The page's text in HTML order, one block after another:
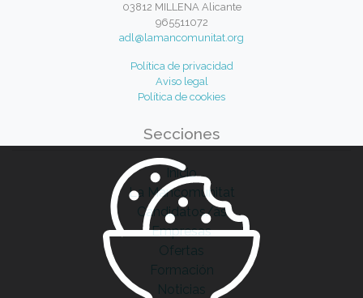
03812 MILLENA Alicante
965511072
adl@lamancomunitat.org
Política de privacidad
Aviso legal
Política de cookies
Secciones
Inicio
La Mancomunitat
Candidatos/as
Empresas
Ofertas
Formación
Noticias